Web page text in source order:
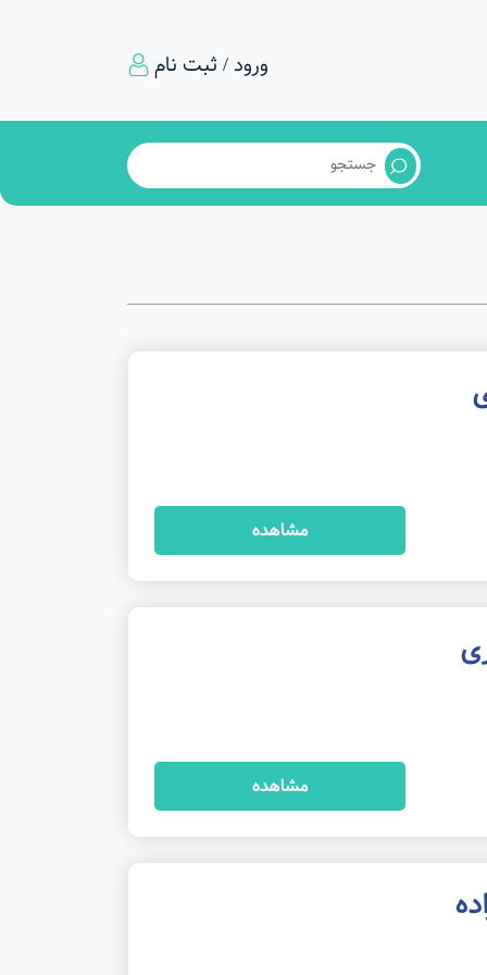
ورود / ثبت نام
مشاهده
مشاهده